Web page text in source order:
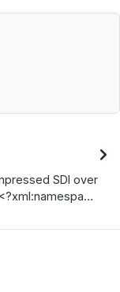
SDI over